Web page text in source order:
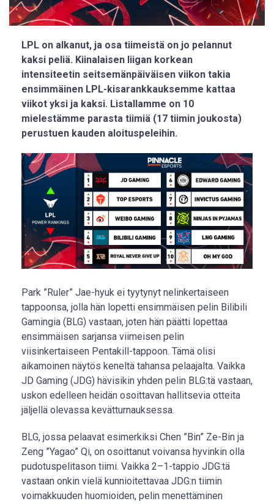
LPL on alkanut, ja osa tiimeistä on jo pelannut
kaksi peliä. Kiinalaisen liigan korkean
intensiteetin seitsemänpäiväisen viikon takia
ensimmäinen LPL-kisarankkauksemme kattaa
viikot yksi ja kaksi. Listallamme on 10
mielestämme parasta tiimiä (17 tiimin joukosta)
perustuen kauden aloituspeleihin.
Park ”Ruler” Jae-hyuk ei tyytynyt nelinkertaiseen
tappoonsa, jolla hän lopetti ensimmäisen pelin Bilibili
Gamingia (BLG) vastaan, joten hän päätti lopettaa
ensimmäisen sarjansa viimeisen pelin
viisinkertaiseen Pentakill-tappoon. Tämä olisi
aikamoinen näytös keneltä tahansa pelaajalta. Vaikka
JD Gaming (JDG) hävisikin yhden pelin BLG:tä vastaan,
uskon edelleen heidän osoittavan hallitsevia otteita
jäljellä olevassa kevätturnauksessa.
BLG, jossa pelaavat esimerkiksi Chen ”Bin” Ze-Bin ja
Zeng ”Yagao” Qi, on osoittanut voivansa hyvinkin olla
pudotuspelitason tiimi. Vaikka 2–1-tappio JDG:tä
vastaan onkin vielä kunnioitettavaa JDG:n tiimin
voimakkuuden huomioiden, pelin menettäminen